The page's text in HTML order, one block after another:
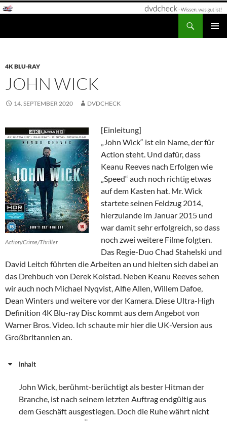
Zum
4K BLU-RAY
JOHN WICK
14. SEPTEMBER 2020 DVDCHECK
Action/Crime/Thriller
[Einleitung]
„John Wick“ ist ein Name, der für
Action steht. Und dafür, dass
Keanu Reeves nach Erfolgen wie
„Speed“ auch noch richtig etwas
auf dem Kasten hat. Mr. Wick
startete seinen Feldzug 2014,
hierzulande im Januar 2015 und
war damit sehr erfolgreich, so dass
noch zwei weitere Filme folgten.
Das Regie-Duo Chad Stahelski und
David Leitch führten die Arbeiten an und hielten sich dabei an
das Drehbuch von Derek Kolstad. Neben Keanu Reeves sehen
wir auch noch Michael Nyqvist, Alfie Allen, Willem Dafoe,
Dean Winters und weitere vor der Kamera. Diese Ultra-High
Definition 4K Blu-ray Disc kommt aus dem Angebot von
Warner Bros. Video. Ich schaute mir hier die UK-Version aus
Großbritannien an.
Inhalt
John Wick, berühmt-berüchtigt als bester Hitman der
Branche, ist nach seinem letzten Auftrag endgültig aus
dem Geschäft ausgestiegen. Doch die Ruhe währt nicht